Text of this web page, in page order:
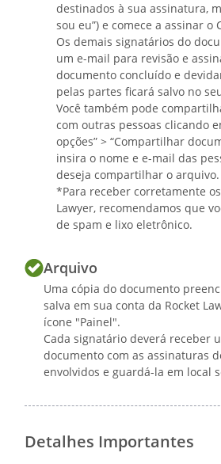
destinados à sua assinatura,
sou eu”) e comece a assinar o
Os demais signatários do
um e-mail para revisão e
documento concluído e
pelas partes ficará salvo no
Você também pode
com outras pessoas clicando
opções” > “Compartilhar
insira o nome e e-mail das
deseja compartilhar o arquivo.
*Para receber corretamente
Lawyer, recomendamos que
de spam e lixo eletrônico.
Arquivo
Uma cópia do documento
salva em sua conta da Rocket
ícone "Painel".
Cada signatário deverá receber
documento com as assinaturas
envolvidos e guardá-la em local
Detalhes Importantes